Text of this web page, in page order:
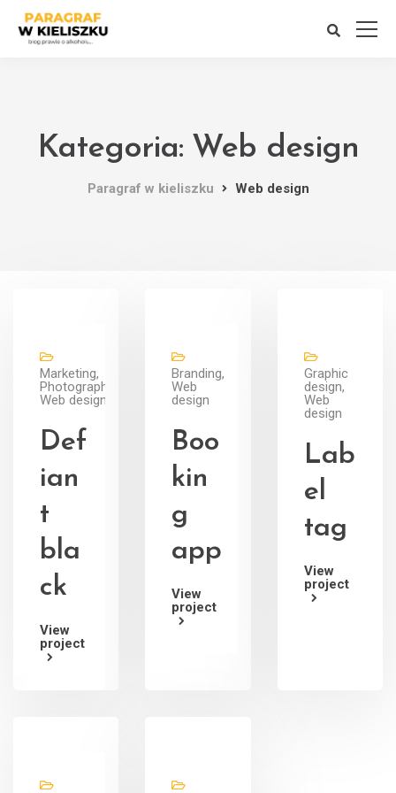
Kategoria: Web design
Paragraf w kieliszku Web design
Marketing,
Photography,
Web design
Def
ian
t
bla
ck
View
project
Branding,
Web
design
Boo
kin
g
app
View
project
Graphic
design,
Web
design
Lab
el
tag
View
project